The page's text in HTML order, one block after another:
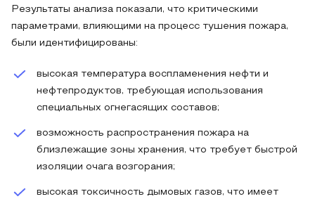
Результаты анализа показали, что критическими
параметрами, влияющими на процесс тушения пожара,
были идентифицированы:
высокая температура воспламенения нефти и
нефтепродуктов, требующая использования
специальных огнегасящих составов;
возможность распространения пожара на
близлежащие зоны хранения, что требует быстрой
изоляции очага возгорания;
высокая токсичность дымовых газов, что имеет